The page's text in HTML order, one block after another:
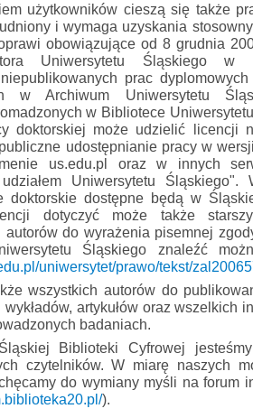
użytkowników cieszą się także
i wymaga uzyskania
obowiązujące od 8 grudnia
Uniwersytetu Śląskiego w
prac
w Archiwum Uniwersytetu
w Bibliotece
doktorskiej może udzielić licencji
udostępnianie pracy w
us.edu.pl oraz w innych
Uniwersytetu Śląskiego".
doktorskie dostępne będą w
dotyczyć może także
autorów do wyrażenia pisemnej
Śląskiego znaleźć
uniwersytet/prawo/tekst/
wszystkich autorów do
artykułów oraz wszelkich
badaniach.
Biblioteki Cyfrowej
czytelników. W miarę naszych
do wymiany myśli na forum
).